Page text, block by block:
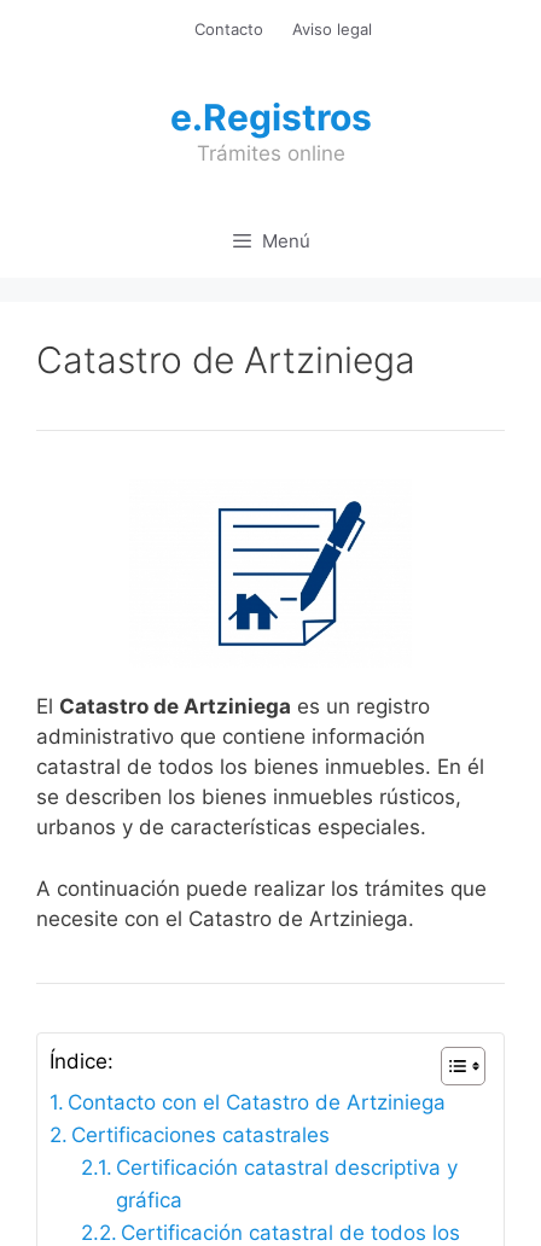
Contacto Aviso legal
e.Registros
Trámites online
Menú
Catastro de Artziniega
El Catastro de Artziniega es un registro
administrativo que contiene información
catastral de todos los bienes inmuebles. En él
se describen los bienes inmuebles rústicos,
urbanos y de características especiales.
A continuación puede realizar los trámites que
necesite con el Catastro de Artziniega.
Índice:
Contacto con el Catastro de Artziniega
Certificaciones catastrales
Certificación catastral descriptiva y
gráfica
Certificación catastral de todos los